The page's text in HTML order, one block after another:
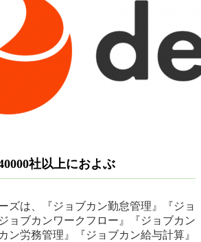
社以上におよぶ
ズは、『ジョブカン勤怠管理』『ジョ
ョブカンワークフロー』『ジョブカン
ン労務管理』『ジョブカン給与計算』